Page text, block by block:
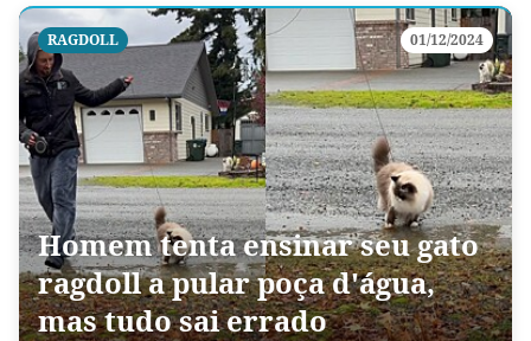
RAGDOLL 01/12/2024
Homem tenta ensinar seu gato
ragdoll a pular poça d'água,
mas tudo sai errado